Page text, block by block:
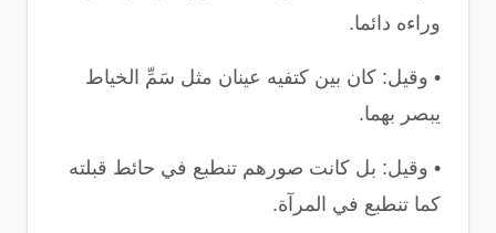
وراءه دائما.
• وقيل: كان بين كتفيه عينان مثل سَمِّ الخياط
يبصر بهما.
• وقيل: بل كانت صورهم تنطبع في حائط قبلته
كما تنطبع في المرآة.